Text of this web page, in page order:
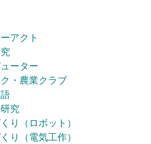
アクト
ーター
・農業クラブ
究
り（ロボット）
り（電気工作）